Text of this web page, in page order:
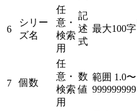
6
シリー
ズ名
任
意・
検索
用
記
述
式
最大100字
7 個数
任
意・
検索
用
数
値
範囲 1.0〜
999999999